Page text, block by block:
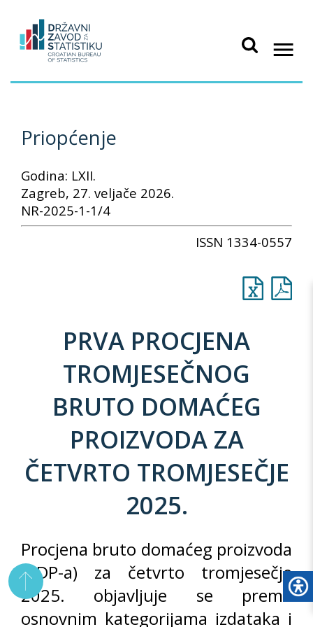
Priopćenje
Godina: LXII.
Zagreb, 27. veljače 2026.
NR-2025-1-1/4
ISSN 1334-0557
PRVA PROCJENA
TROMJESEČNOG
BRUTO DOMAĆEG
PROIZVODA ZA
ČETVRTO TROMJESEČJE
2025.
Procjena bruto domaćeg proizvoda
(BDP-a) za četvrto tromjesečje
2025. objavljuje se prema
osnovnim kategorijama izdataka i